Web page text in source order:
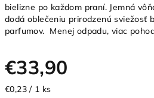
bielizne po každom praní. Jemná
dodá oblečeniu prirodzenú sviežosť
parfumov. Menej odpadu, viac
€33,90
Jednotková
€0,23 / 1 ks